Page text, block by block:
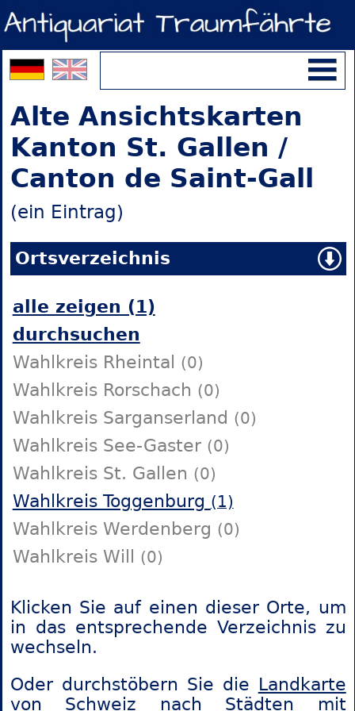
Alte Ansichtskarten
Kanton St. Gallen /
Canton de Saint-Gall
(ein Eintrag)
Ortsverzeichnis
alle zeigen (1)
durchsuchen
Wahlkreis Rheintal (0)
Wahlkreis Rorschach (0)
Wahlkreis Sarganserland (0)
Wahlkreis See-Gaster (0)
Wahlkreis St. Gallen (0)
Wahlkreis Toggenburg (1)
Wahlkreis Werdenberg (0)
Wahlkreis Will (0)
Klicken Sie auf einen dieser Orte, um
in das entsprechende Verzeichnis zu
wechseln.
Oder durchstöbern Sie die Landkarte
von Schweiz nach Städten mit